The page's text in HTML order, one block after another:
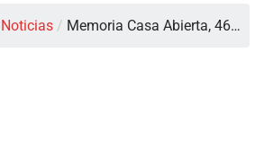
Noticias / Memoria Casa Abierta, 46…